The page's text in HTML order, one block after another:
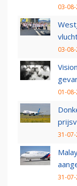
03-
03-
01-
31-07-
31-